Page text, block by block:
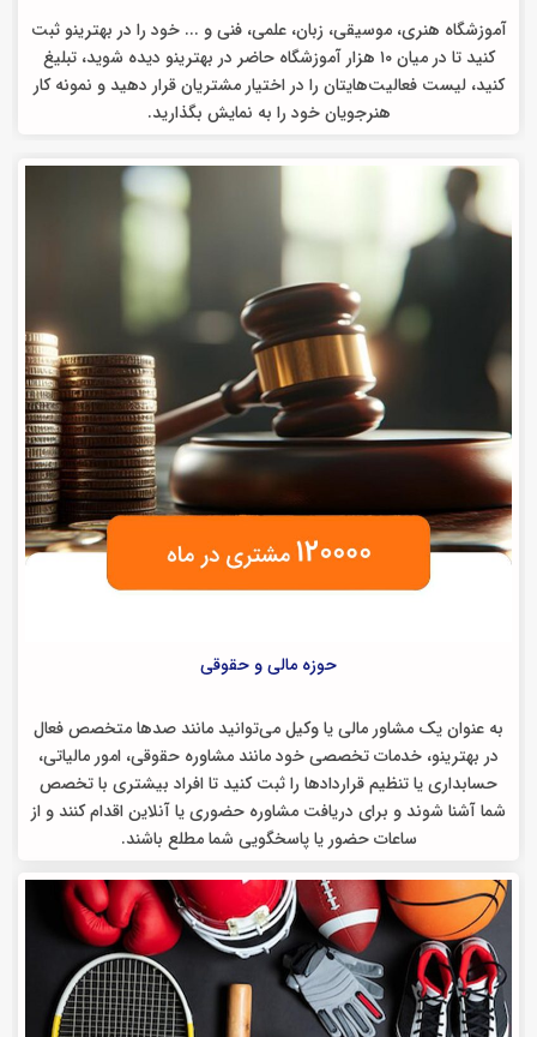
آموزشگاه هنری، موسیقی، زبان، علمی، فنی و ... خود را در بهترینو ثبت
کنید تا در میان ۱۰ هزار آموزشگاه حاضر در بهترینو دیده شوید، تبلیغ
کنید، لیست فعالیت‌هایتان را در اختیار مشتریان قرار دهید و نمونه کار
هنرجویان خود را به نمایش بگذارید.
حوزه مالی و حقوقی
به عنوان یک مشاور مالی یا وکیل می‌توانید مانند صدها متخصص فعال
در بهترینو، خدمات تخصصی خود مانند مشاوره حقوقی، امور مالیاتی،
حسابداری یا تنظیم قراردادها را ثبت کنید تا افراد بیشتری با تخصص
شما آشنا شوند و برای دریافت مشاوره حضوری یا آنلاین اقدام کنند و از
ساعات حضور یا پاسخگویی شما مطلع باشند.